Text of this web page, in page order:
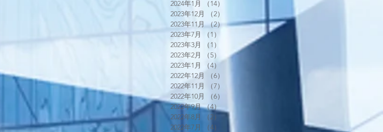
2024年1月
（14）
2023年12月
（2）
2023年11月 （2） 2件の記事
2023年7月
（1）
2023年3月
（1）
1件の記事
2023年2月
（5）
5件の記事
2023年1月
（4）
2022年12月
（6）
2022年11月
（7）
2022年10月
（6）
2022年9月 （4）
2022年8月
（2）
2件の記事
2022年7月
（4）